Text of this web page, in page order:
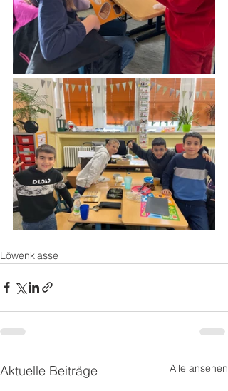
Löwenklasse
Aktuelle Beiträge Alle ansehen